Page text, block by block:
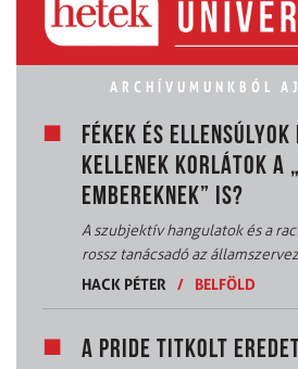
ARCHÍVUMUNKBÓL
FÉKEK ÉS
KELLENEK KORLÁTOK A
EMBEREKNEK” IS?
A szubjektív hangulatok és a
rossz tanácsadó az
HACK PÉTER
/ BELFÖLD
A PRIDE TITKOLT